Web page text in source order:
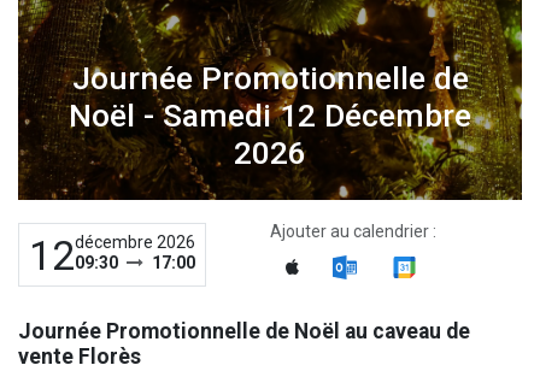
Journée Promotionnelle de
Noël - Samedi 12 Décembre
2026
12décembre 2026
09:30
17:00
Ajouter au calendrier :
Journée Promotionnelle de Noël au caveau de
vente Florès